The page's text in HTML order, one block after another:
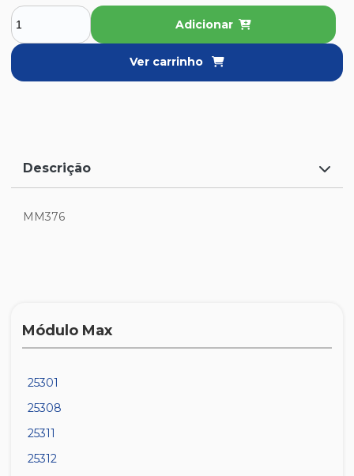
Adicionar
Ver carrinho
Descrição
MM376
Módulo Max
25301
25308
25311
25312